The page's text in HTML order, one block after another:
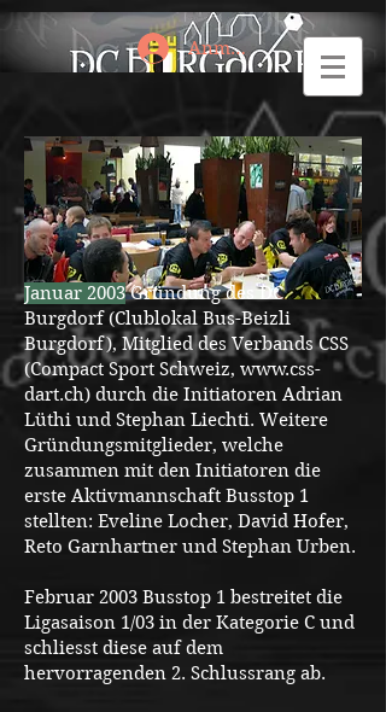
Anmelden
Januar 2003Gründung des DC
Burgdorf (Clublokal Bus-Beizli
Burgdorf), Mitglied des Verbands CSS
(Compact Sport Schweiz, www.css-
dart.ch) durch die Initiatoren Adrian
Lüthi und Stephan Liechti. Weitere
Gründungsmitglieder, welche
zusammen mit den Initiatoren die
erste Aktivmannschaft Busstop 1
stellten: Eveline Locher, David Hofer,
Reto Garnhartner und Stephan Urben.
Februar 2003 Busstop 1 bestreitet die
Ligasaison 1/03 in der Kategorie C und
schliesst diese auf dem
hervorragenden 2. Schlussrang ab.